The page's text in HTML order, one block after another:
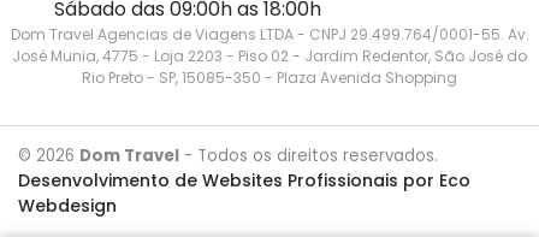
Sábado das 09:00h as 18:00h
Dom Travel Agencias de Viagens LTDA - CNPJ 29.499.764/0001-55. Av.
José Munia, 4775 - Loja 2203 - Piso 02 - Jardim Redentor, São José do
Rio Preto - SP, 15085-350 - Plaza Avenida Shopping
© 2026 Dom Travel - Todos os direitos reservados.
Desenvolvimento de Websites Profissionais por Eco
Webdesign